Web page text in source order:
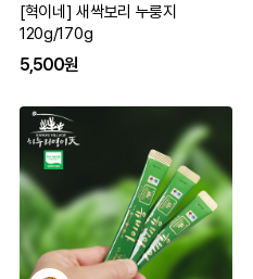
[혁이네] 새싹보리 누룽지
120g/170g
5,500원